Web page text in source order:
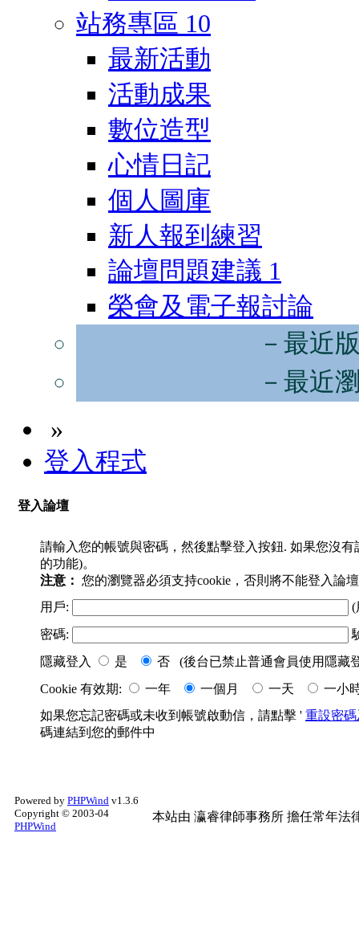
站務專區 10
最新活動
活動成果
數位造型
心情日記
個人圖庫
新人報到練習
論壇問題建議 1
榮會及電子報討論
－最近
－最近
»
登入程式
登入論壇
請輸入您的帳號與密碼，然後點擊登入按鈕. 如果您沒
的功能)。
注意： 您的瀏覽器必須支持cookie，否則將不能登入論
用戶:
(
密碼:
隱藏登入
是
否 (後台已禁止普通會員使用隱藏
Cookie 有效期:
一年 一個月 一天
一小
如果您忘記密碼或未收到帳號啟動信，請點擊 ' 重設密
碼連結到您的郵件中
Powered by PHPWind v1.3.6
Copyright © 2003-04
PHPWind
本站由 瀛睿律師事務所 擔任常年法